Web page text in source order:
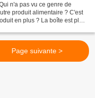
n'a pas vu ce genre de
produit alimentaire ? C'est
en plus ? La boîte est plus
Page suivante >